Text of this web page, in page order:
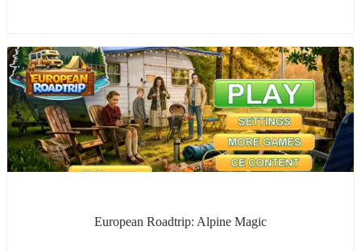
European Roadtrip: Alpine Magic